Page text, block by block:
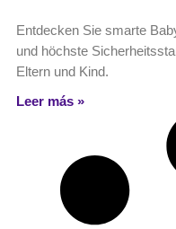
Entdecken Sie smarte
und höchste
Eltern und Kind.
Leer más »